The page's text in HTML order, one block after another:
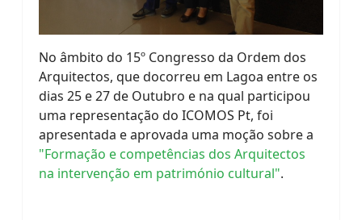
No âmbito do 15º Congresso da Ordem dos
Arquitectos, que docorreu em Lagoa entre os
dias 25 e 27 de Outubro e na qual participou
uma representação do ICOMOS Pt, foi
apresentada e aprovada uma moção sobre a
"Formação e competências dos Arquitectos
na intervenção em património cultural".